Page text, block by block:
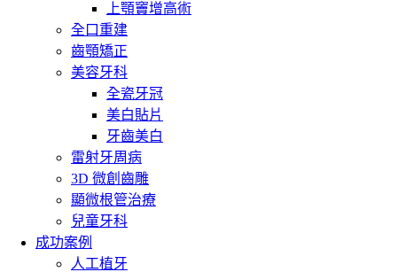
上顎竇增高術
全口重建
齒顎矯正
美容牙科
全瓷牙冠
美白貼片
牙齒美白
雷射牙周病
3D 微創齒雕
顯微根管治療
兒童牙科
成功案例
人工植牙